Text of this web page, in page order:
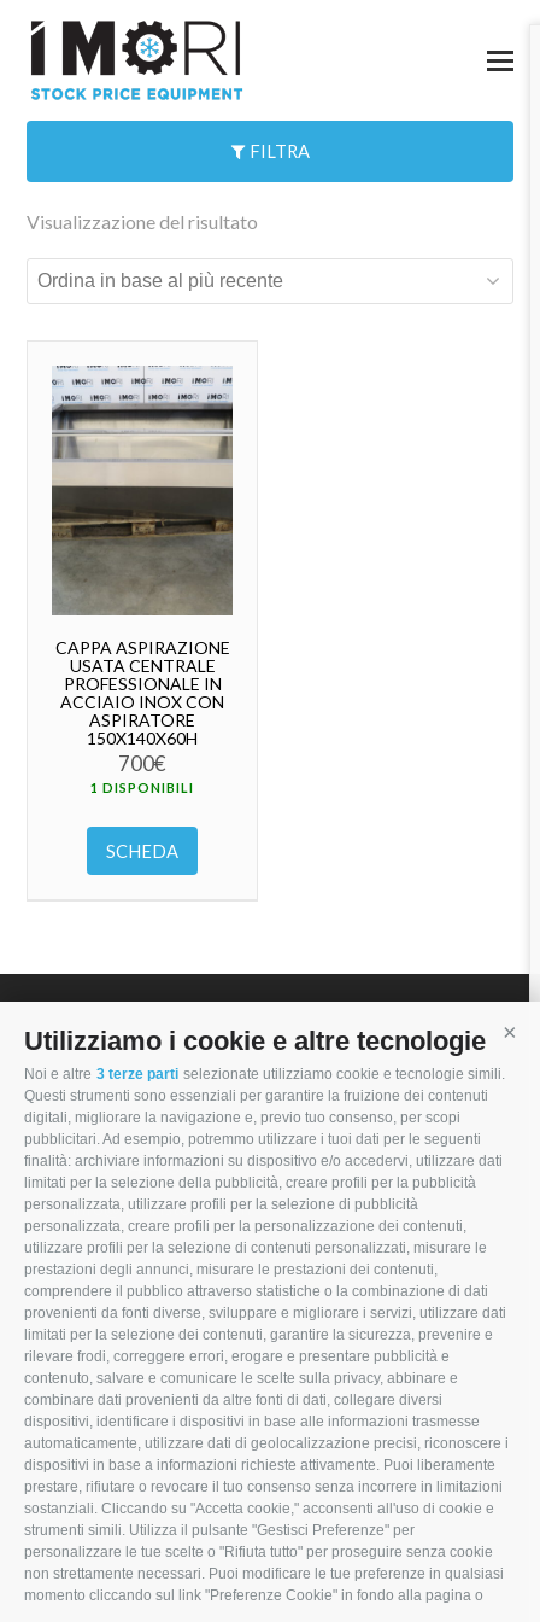
Utilizziamo i cookie e altre tecnologie
Noi e altre 3 terze parti selezionate utilizziamo cookie e tecnologie simili.
Questi strumenti sono essenziali per garantire la fruizione dei contenuti
digitali, migliorare la navigazione e, previo tuo consenso, per scopi
pubblicitari. Ad esempio, potremmo utilizzare i tuoi dati per le seguenti
finalità: archiviare informazioni su dispositivo e/o accedervi, utilizzare dati
limitati per la selezione della pubblicità, creare profili per la pubblicità
personalizzata, utilizzare profili per la selezione di pubblicità
personalizzata, creare profili per la personalizzazione dei contenuti,
utilizzare profili per la selezione di contenuti personalizzati, misurare le
prestazioni degli annunci, misurare le prestazioni dei contenuti,
comprendere il pubblico attraverso statistiche o la combinazione di dati
provenienti da fonti diverse, sviluppare e migliorare i servizi, utilizzare dati
limitati per la selezione dei contenuti, garantire la sicurezza, prevenire e
rilevare frodi, correggere errori, erogare e presentare pubblicità e
contenuto, salvare e comunicare le scelte sulla privacy, abbinare e
combinare dati provenienti da altre fonti di dati, collegare diversi
dispositivi, identificare i dispositivi in base alle informazioni trasmesse
automaticamente, utilizzare dati di geolocalizzazione precisi, riconoscere i
dispositivi in base a informazioni richieste attivamente. Puoi liberamente
prestare, rifiutare o revocare il tuo consenso senza incorrere in limitazioni
sostanziali. Cliccando su "Accetta cookie," acconsenti all'uso di cookie e
strumenti simili. Utilizza il pulsante "Gestisci Preferenze" per
personalizzare le tue scelte o "Rifiuta tutto" per proseguire senza cookie
non strettamente necessari. Puoi modificare le tue preferenze in qualsiasi
momento cliccando sul link "Preferenze Cookie" in fondo alla pagina o
FILTRA
Visualizzazione del risultato
CAPPA ASPIRAZIONE
USATA CENTRALE
PROFESSIONALE IN
ACCIAIO INOX CON
ASPIRATORE
150X140X60H
700€
1 DISPONIBILI
SCHEDA
I MORI STOCK PRICE EQUIPMENT SRL
Via Maranello, 19
47853 Coriano (RN)
(+39) 345 0369943
info@imoristock.com
T
w
i
t
t
e
r
F
a
c
e
b
o
o
k
L
i
n
k
e
d
I
n